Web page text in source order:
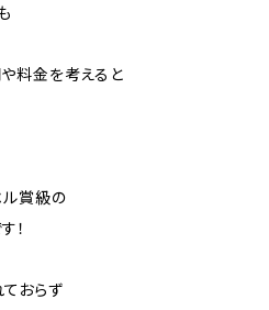
料金を考えると
ル賞級の
！
おらず